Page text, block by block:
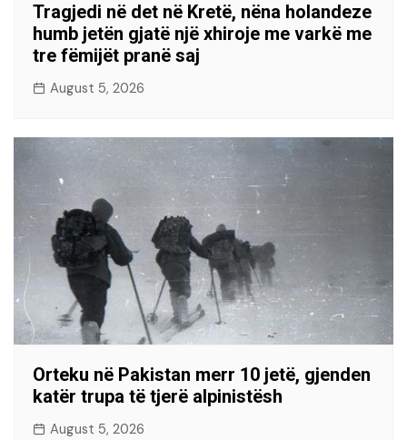
Tragjedi në det në Kretë, nëna holandeze
humb jetën gjatë një xhiroje me varkë me
tre fëmijët pranë saj
August 5, 2026
Orteku në Pakistan merr 10 jetë, gjenden
katër trupa të tjerë alpinistësh
August 5, 2026